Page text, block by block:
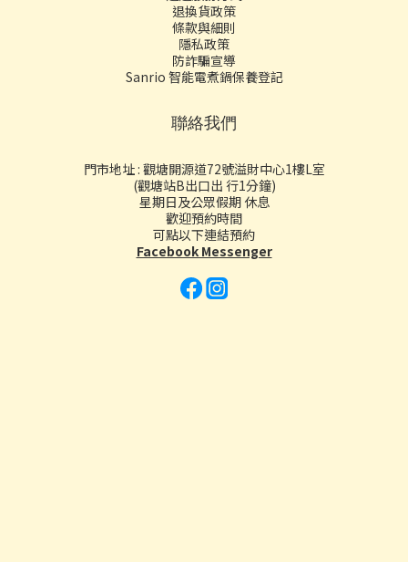
退換貨政策
條款與細則
隱私政策
防詐騙宣導
Sanrio 智能電煮鍋保養登記
聯絡我們
門市地址 : 觀塘開源道72號溢財中心1樓L室
(觀塘站B出口出 行1分鐘)
星期日及公眾假期 休息
歡迎預約時間
可點以下連結預約
Facebook Messenger